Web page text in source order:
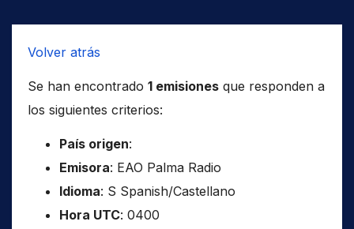
Volver atrás
Se han encontrado 1 emisiones que responden a
los siguientes criterios:
País origen:
Emisora: EAO Palma Radio
Idioma: S Spanish/Castellano
Hora UTC: 0400